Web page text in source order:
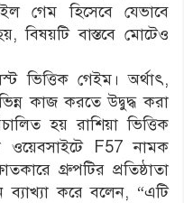
গেম হিসেবে যেভাবে
বিষয়টি বাস্তবে মোটেও
ভিত্তিক গেইম। অর্থাৎ,
কাজ করতে উদ্বুদ্ধ করা
হয় রাশিয়া ভিত্তিক
ওয়েবসাইটে F57 নামক
গ্রুপটির প্রতিষ্ঠাতা
করে বলেন, “এটি